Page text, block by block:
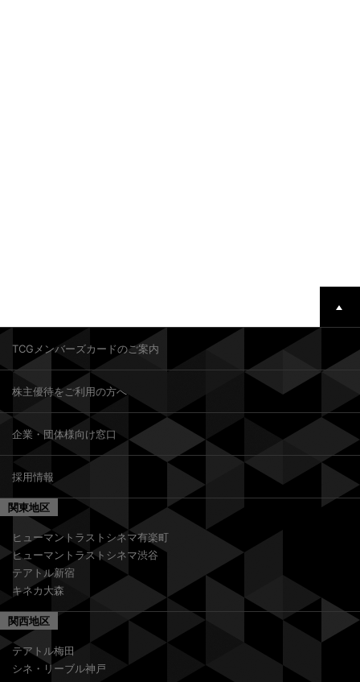
TCGメンバーズカードのご案内
株主優待をご利用の方へ
企業・団体様向け窓口
採用情報
関東地区
ヒューマントラストシネマ有楽町
ヒューマントラストシネマ渋谷
テアトル新宿
キネカ大森
関西地区
テアトル梅田
シネ・リーブル神戸